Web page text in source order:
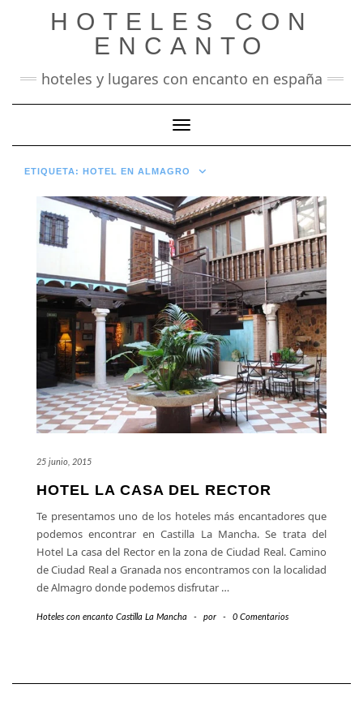
HOTELES CON
ENCANTO
hoteles y lugares con encanto en españa
Cambiar modo de navegación
ETIQUETA: HOTEL EN ALMAGRO
25 junio, 2015
HOTEL LA CASA DEL RECTOR
Te presentamos uno de los hoteles más encantadores que
podemos encontrar en Castilla La Mancha. Se trata del
Hotel La casa del Rector en la zona de Ciudad Real. Camino
de Ciudad Real a Granada nos encontramos con la localidad
de Almagro donde podemos disfrutar …
Hoteles con encanto Castilla La Mancha - por - 0 Comentarios